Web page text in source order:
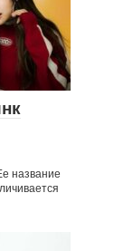
название